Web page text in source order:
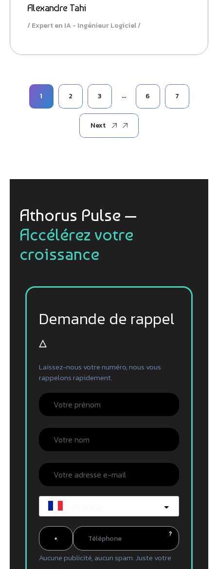
Alexandre Tahi
Expert en IA - Ingénieur Logiciel
1 2 3 … 6 7
Next
Athorus Pulse —
Accélérez votre
croissance
Demande de rappel
▵
Laissez-nous votre numéro, nous vous
rappelons rapidement.
?
Aucune publicité, aucun spam. Juste votre